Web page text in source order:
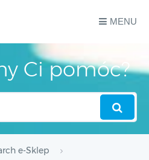
MENU
Ci pomóc?
e-Sklep